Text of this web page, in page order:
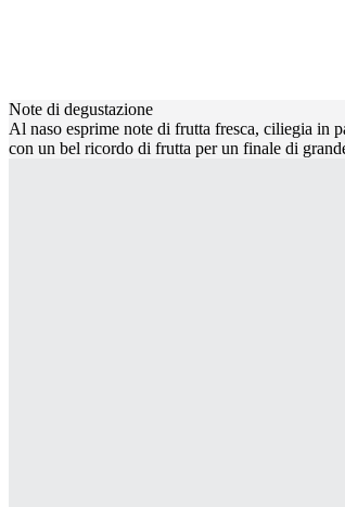
Note di degustazione
Al naso esprime note di frutta fresca, ciliegia in
con un bel ricordo di frutta per un finale di